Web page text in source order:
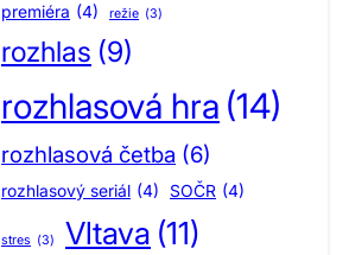
premiéra (4) režie (3)
rozhlas (9)
rozhlasová hra (14)
rozhlasová četba (6)
rozhlasový seriál (4) SOČR (4)
stres (3) Vltava (11)